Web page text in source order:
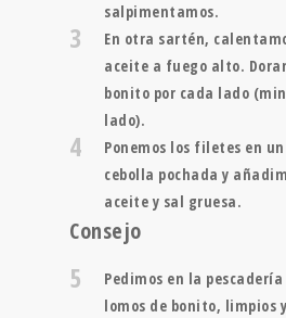
salpimentamos.
3
En otra sartén,
aceite a fuego alto.
bonito por cada lado
lado).
4
Ponemos los filetes en
cebolla pochada y
aceite y sal gruesa.
Consejo
5
Pedimos en la
lomos de bonito, limpios